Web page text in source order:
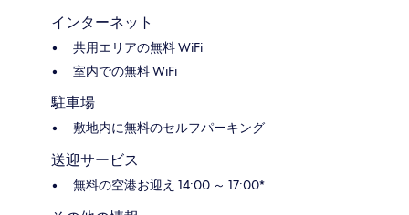
インターネット
共用エリアの無料 WiFi
室内での無料 WiFi
駐車場
敷地内に無料のセルフパーキング
送迎サービス
無料の空港お迎え 14:00 ～ 17:00*